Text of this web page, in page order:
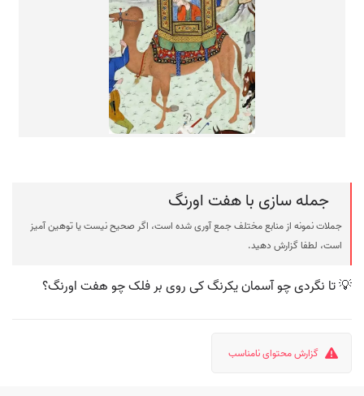
جمله سازی با هفت اورنگ
جملات نمونه از منابع مختلف جمع آوری شده است، اگر صحیح نیست یا توهین آمیز
است، لطفا گزارش دهید.
💡 تا نگردی چو آسمان یکرنگ کی روی بر فلک چو هفت اورنگ؟
گزارش محتوای نامناسب